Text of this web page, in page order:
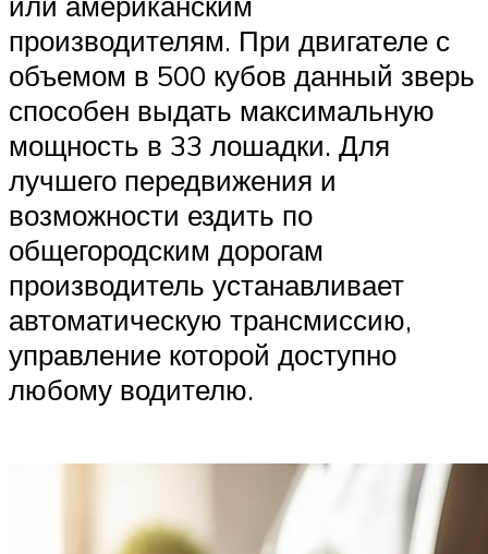
производителям. При двигателе с
объемом в 500 кубов данный зверь
способен выдать максимальную
мощность в 33 лошадки. Для
лучшего передвижения и
возможности ездить по
общегородским дорогам
производитель устанавливает
автоматическую трансмиссию,
управление которой доступно
любому водителю.